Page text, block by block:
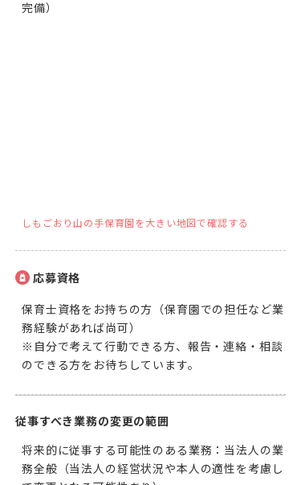
完備）
しもごおり山の手保育園を大きい地図で確認する
応募資格
保育士資格をお持ちの方（保育園での担任など業
務経験があれば尚可）
※自分で考えて行動できる方、報告・連絡・相談
のできる方をお待ちしています。
従事すべき業務の変更の範囲
将来的に従事する可能性のある業務：当法人の業
務全般（当法人の経営状況や本人の適性を考慮し